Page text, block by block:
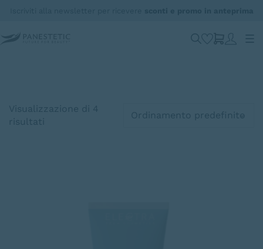
Sensibilità e rossori
Visualizzazione di 4
risultati